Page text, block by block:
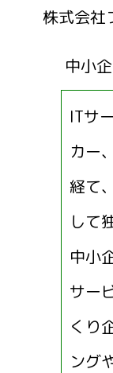
株式会
中小
ITサ
カー
経て
して
中小
サー
くり
ング